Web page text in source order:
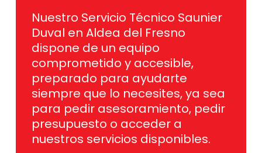
Nuestro Servicio Técnico Saunier
Duval en Aldea del Fresno
dispone de un equipo
comprometido y accesible,
preparado para ayudarte
siempre que lo necesites, ya sea
para pedir asesoramiento, pedir
presupuesto o acceder a
nuestros servicios disponibles.